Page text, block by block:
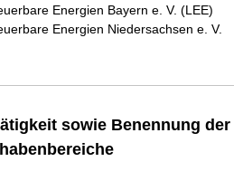
Energien Bayern e. V. (LEE)
Energien Niedersachsen e. V.
sowie Benennung der